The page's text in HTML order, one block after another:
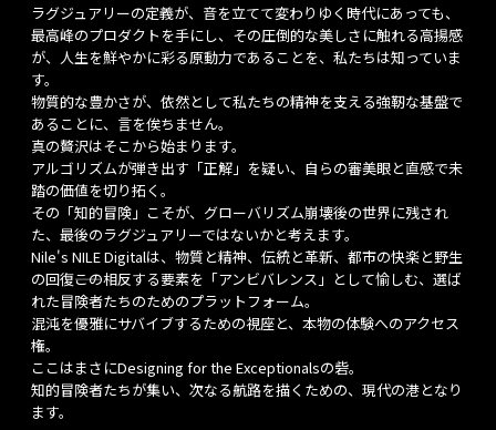
ラグジュアリーの定義が、音を立てて変わりゆく時代にあっても、
最高峰のプロダクトを手にし、その圧倒的な美しさに触れる高揚感
が、人生を鮮やかに彩る原動力であることを、私たちは知っていま
す。
物質的な豊かさが、依然として私たちの精神を支える強靭な基盤で
あることに、言を俟ちません。
真の贅沢はそこから始まります。
アルゴリズムが弾き出す「正解」を疑い、自らの審美眼と直感で未
踏の価値を切り拓く。
その「知的冒険」こそが、グローバリズム崩壊後の世界に残され
た、最後のラグジュアリーではないかと考えます。
Nile's NILE Digitalは、物質と精神、伝統と革新、都市の快楽と野生
の回復――この相反する要素を「アンビバレンス」として愉しむ、選ば
れた冒険者たちのためのプラットフォーム。
混沌を優雅にサバイブするための視座と、本物の体験へのアクセス
権。
ここはまさにDesigning for the Exceptionalsの砦。
知的冒険者たちが集い、次なる航路を描くための、現代の港となり
ます。